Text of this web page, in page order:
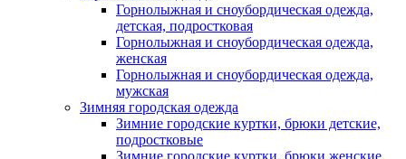
Горнолыжная и сноубордическая одежда,
детская, подростковая
Горнолыжная и сноубордическая одежда,
женская
Горнолыжная и сноубордическая одежда,
мужская
Зимняя городская одежда
Зимние городские куртки, брюки детские,
подростковые